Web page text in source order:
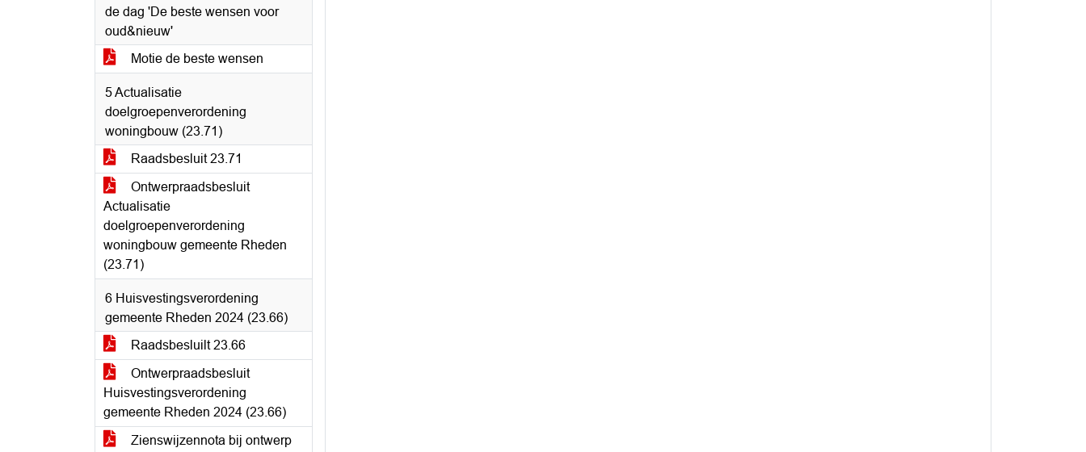
de dag 'De beste wensen voor
oud&nieuw'
Motie de beste wensen
5 Actualisatie
doelgroepenverordening
woningbouw (23.71)
Raadsbesluit 23.71
Ontwerpraadsbesluit
Actualisatie
doelgroepenverordening
woningbouw gemeente Rheden
(23.71)
6 Huisvestingsverordening
gemeente Rheden 2024 (23.66)
Raadsbesluilt 23.66
Ontwerpraadsbesluit
Huisvestingsverordening
gemeente Rheden 2024 (23.66)
Zienswijzennota bij ontwerp